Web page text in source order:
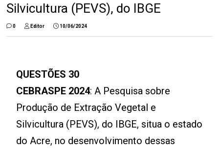
Silvicultura (PEVS), do IBGE
0 Editor 10/06/2024
QUESTÕES 30
CEBRASPE 2024: A Pesquisa sobre
Produção de Extração Vegetal e
Silvicultura (PEVS), do IBGE, situa o estado
do Acre, no desenvolvimento dessas